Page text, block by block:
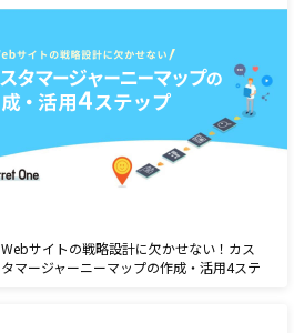
Webサイトの戦略設計に欠かせない！カス
タマージャーニーマップの作成・活用4ステ